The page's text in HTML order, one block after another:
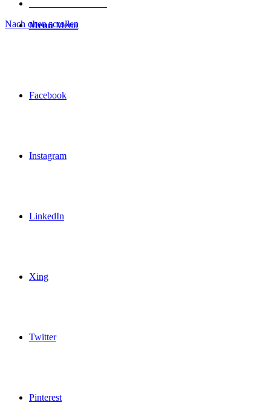
Menü Menü
Facebook
Instagram
LinkedIn
Xing
Twitter
Pinterest
Nach oben scrollen